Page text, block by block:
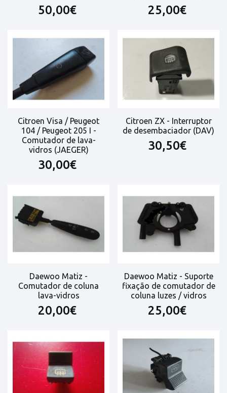
50,00€ 25,00€
Citroen Visa / Peugeot
104 / Peugeot 205 I -
Comutador de lava-
vidros (JAEGER)
30,00€
Citroen ZX - Interruptor
de desembaciador (DAV)
30,50€
Daewoo Matiz -
Comutador de coluna
lava-vidros
20,00€
Daewoo Matiz - Suporte
fixação de comutador de
coluna luzes / vidros
25,00€